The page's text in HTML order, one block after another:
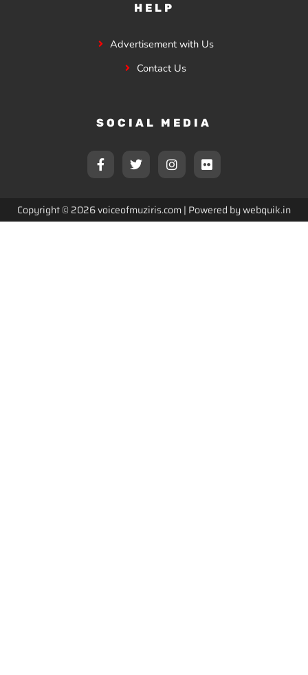
HELP
Advertisement with Us
Contact Us
SOCIAL MEDIA
F
a
b
o
T
w
t
e
I
n
a
g
F
l
k
r
Copyright © 2026 voiceofmuziris.com | Powered bywebquik.in